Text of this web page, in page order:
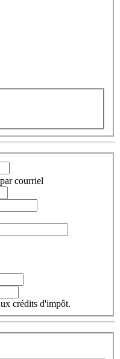
courriel
crédits d'impôt.